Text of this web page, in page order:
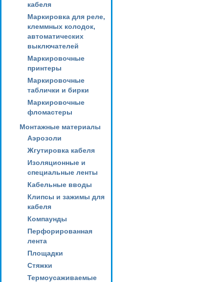
кабеля
Маркировка для реле,
клеммных колодок,
автоматических
выключателей
Маркировочные
принтеры
Маркировочные
таблички и бирки
Маркировочные
фломастеры
Монтажные материалы
Аэрозоли
Жгутировка кабеля
Изоляционные и
специальные ленты
Кабельные вводы
Клипсы и зажимы для
кабеля
Компаунды
Перфорированная
лента
Площадки
Стяжки
Термоусаживаемые